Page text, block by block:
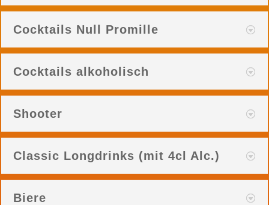
Cocktails Null Promille
Cocktails alkoholisch
Shooter
Classic Longdrinks (mit 4cl Alc.)
Biere